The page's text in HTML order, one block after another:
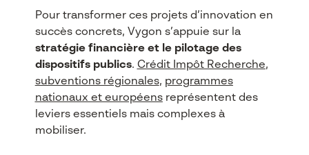
Pour transformer ces projets d’innovation en
succès concrets, Vygon s’appuie sur la
stratégie financière et le pilotage des
dispositifs publics. Crédit Impôt Recherche,
subventions régionales, programmes
nationaux et européensreprésentent des
leviers essentiels mais complexes à
mobiliser.